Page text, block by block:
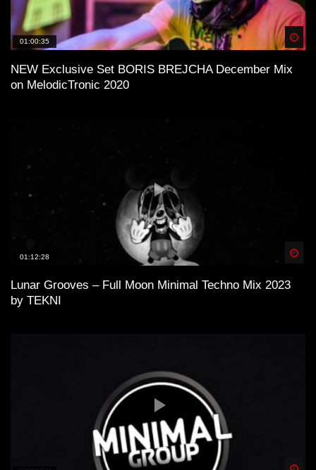
01:00:35
NEW Exclusive Set BORIS BREJCHA December Mix
on MelodicTronic 2020
01:12:28
Lunar Grooves – Full Moon Minimal Techno Mix 2023
by TEKNI